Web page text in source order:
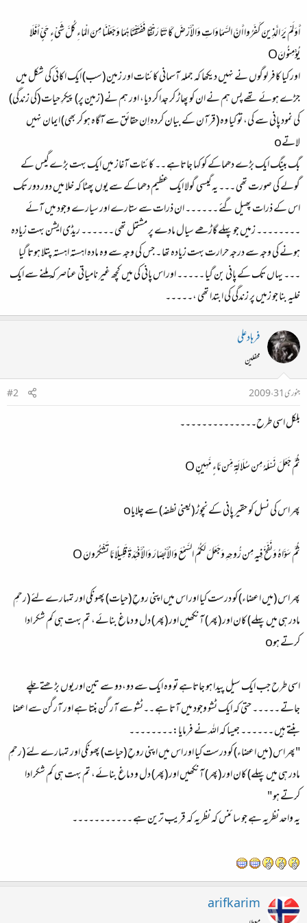
أَوَلَمْ يَرَ الَّذِينَ كَفَرُوا أَنَّ السَّمَاوَاتِ وَالْأَرْضَ كَانَتَا رَتْقًا فَفَتَقْنَاهُمَا وَجَعَلْنَا مِنَ الْمَاءِ كُلَّ شَيْءٍ حَيٍّ أَفَلَا
يُؤْمِنُونَO
اور کیا کافر لوگوں نے نہیں دیکھا کہ جملہ آسمانی کائنات اور زمین (سب) ایک اکائی کی شکل میں
جڑے ہوئے تھے پس ہم نے ان کو پھاڑ کر جدا کر دیا، اور ہم نے (زمین پر) پیکرِ حیات (کی زندگی)
کی نمود پانی سے کی، تو کیا وہ (قرآن کے بیان کردہ اِن حقائق سے آگاہ ہو کر بھی) ایمان نہیں
لاتےo
بگ بینگ ایک بڑے دھماکے کو کہا جاتاہے ۔۔ کائنات آغاز میں ایک بہت بڑےگیس کے
گولے کی صورت تھی ۔۔۔ یہ گیسی گولا ایک عظیم دھماکے سے یوں پھٹا کہ خلا میں دور دور تک
اس کے ذرات پھیل گئے ۔۔۔۔۔۔ ان ذرات سے ستارے اور سیارے وجود میں آئے
۔۔۔۔۔۔۔۔ زمیں جو پہلے گاڑھے سیال مادے پر مشتمل تھی ۔۔۔۔۔۔ ریڈی ایشن بہت زیادہ
ہونے کی وجہ سے درجہ حرارت بہت زیادہ تھا ۔ جس کی وجہ سے وہ مادہ اہستہ اہستہ پتلا ہوتا گیا
۔۔۔ یہاں تک کے پانی بن گیا ۔۔۔۔۔ اور اس پانی کی میں کچھ غیر نامیاتی عناصر کہ ملنے سے ایک
خلیہ بنا جو زمیں پر زندگی کی ابتدا تھی ،۔۔۔۔۔
فرہادعلی
محفلین
جنوری 31، 2009
#2
بلکل اسی طرح۔۔۔۔۔۔۔۔۔۔۔۔۔۔
ثُمَّ جَعَلَ نَسْلَهُ مِن سُلَالَةٍ مِّن مَّاءٍ مَّهِينٍ O
پھر اس کی نسل کو حقیر پانی کے نچوڑ (یعنی نطفہ) سے چلایاo
ثُمَّ سَوَّاهُ وَنَفَخَ فِيهِ مِن رُّوحِهِ وَجَعَلَ لَكُمُ السَّمْعَ وَالْأَبْصَارَ وَالْأَفْئِدَةَ قَلِيلًا مَّا تَشْكُرُونَ O
پھر اس (میں اعضاء) کو درست کیا اور اس میں اپنی روحِ (حیات) پھونکی اور تمہارے لئے (رحمِ
مادر ہی میں پہلے) کان اور (پھر) آنکھیں اور (پھر) دل و دماغ بنائے، تم بہت ہی کم شکر ادا
کرتے ہوo
اسی طرح جب ایک سیل پیدا ہو جاتاہے تو وہ ایک سے دو،دو سے تین اور یوں بڑ ھتے چلے
جاتے ۔۔۔۔۔ حتی کہ ایک ٹشو وجود میں آتا ہے ۔۔ٹشو سے آر گن بنتا ہے اور آرگن سے اعضا
بنتے ہیں ۔۔۔۔۔۔ جیسا کہ اللہ نے فرمایا:۔۔۔۔۔۔۔۔
"پھر اس (میں اعضاء) کو درست کیا اور اس میں اپنی روحِ (حیات) پھونکی اور تمہارے لئے (رحمِ
مادر ہی میں پہلے) کان اور (پھر) آنکھیں اور (پھر) دل و دماغ بنائے، تم بہت ہی کم شکر ادا
کرتے ہو "
یہ واحد نظریہ ہے جو سا ئنس کہ نظریہ کہ قریب ترین ہے ۔۔۔۔۔۔۔۔۔۔۔
arifkarim